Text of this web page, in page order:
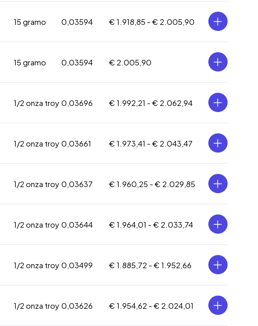
15 gramo 0,03594 € 1.918,85 - € 2.005,90
15 gramo 0,03594 € 2.005,90
1/2 onza troy 0,03696 € 1.992,21 - € 2.062,94
1/2 onza troy 0,03661 € 1.973,41 - € 2.043,47
1/2 onza troy 0,03637 € 1.960,25 - € 2.029,85
1/2 onza troy 0,03644 € 1.964,01 - € 2.033,74
1/2 onza troy 0,03499 € 1.885,72 - € 1.952,66
1/2 onza troy 0,03626 € 1.954,62 - € 2.024,01